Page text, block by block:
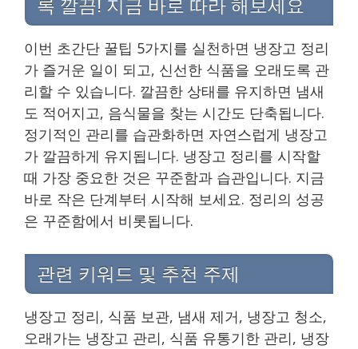
록 깔끔! 지금 바로 따라 해보세요
이번 초간단 꿀팁 5가지를 실천하면 냉장고 정리
가 즐거운 일이 되고, 신선한 식품을 오래도록 관
리할 수 있습니다. 깔끔한 상태를 유지하면 냄새
도 적어지고, 음식물을 찾는 시간도 단축됩니다.
정기적인 관리를 습관화하면 자연스럽게 냉장고
가 깔끔하게 유지됩니다. 냉장고 정리를 시작할
때 가장 중요한 것은 꾸준함과 습관입니다. 지금
바로 작은 단계부터 시작해 보세요. 정리의 성공
은 꾸준함에서 비롯됩니다.
관련 키워드 및 추천 주제
냉장고 정리, 식품 보관, 냄새 제거, 냉장고 청소,
오래가는 냉장고 관리, 식품 유통기한 관리, 냉장